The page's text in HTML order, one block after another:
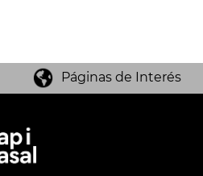
Páginas de Interés